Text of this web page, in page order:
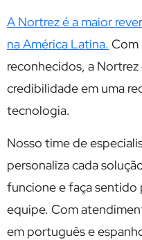
A Nortrez é a maior
na América Latina.
reconhecidos, a
credibilidade em uma
tecnologia.
Nosso time de
personaliza cada
funcione e faça sentido
equipe. Com
em português e